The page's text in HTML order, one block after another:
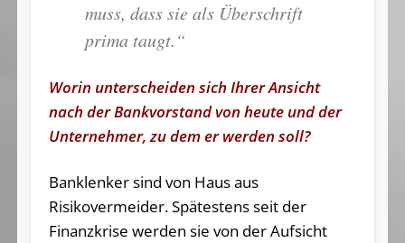
muss, dass sie als Überschrift
prima taugt.“
Worin unterscheiden sich Ihrer Ansicht
nach der Bankvorstand von heute und der
Unternehmer, zu dem er werden soll?
Banklenker sind von Haus aus
Risikovermeider. Spätestens seit der
Finanzkrise werden sie von der Aufsicht